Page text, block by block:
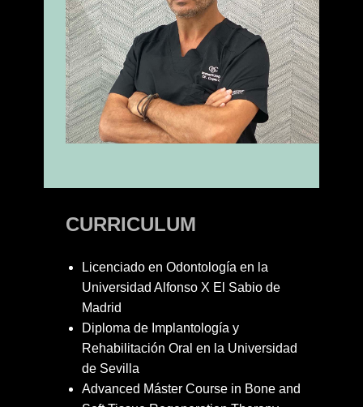
CURRICULUM
Licenciado en Odontología en la
Universidad Alfonso X El Sabio de
Madrid
Diploma de Implantología y
Rehabilitación Oral en la Universidad
de Sevilla
Advanced Máster Course in Bone and